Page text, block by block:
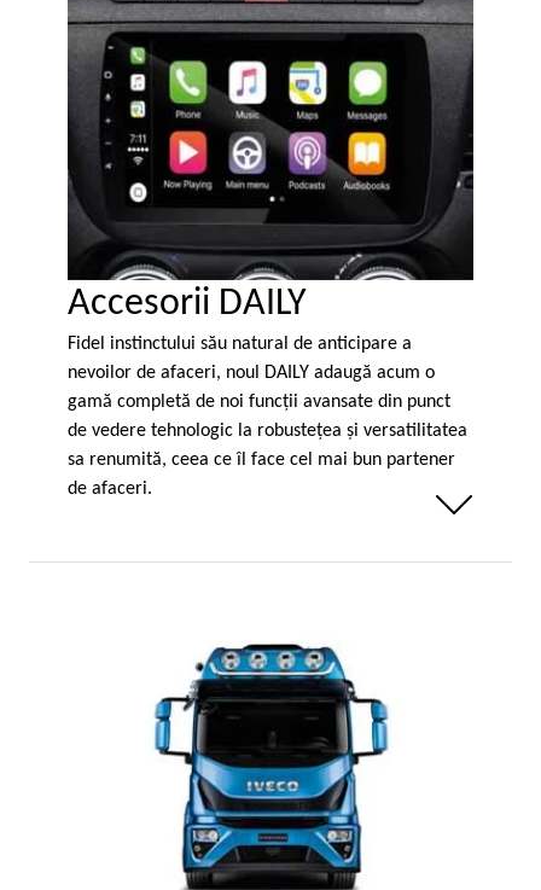
Accesorii DAILY
Fidel instinctului său natural de anticipare a
nevoilor de afaceri, noul DAILY adaugă acum o
gamă completă de noi funcţii avansate din punct
de vedere tehnologic la robusteţea şi versatilitatea
sa renumită, ceea ce îl face cel mai bun partener
de afaceri.
Weniger anzeigen